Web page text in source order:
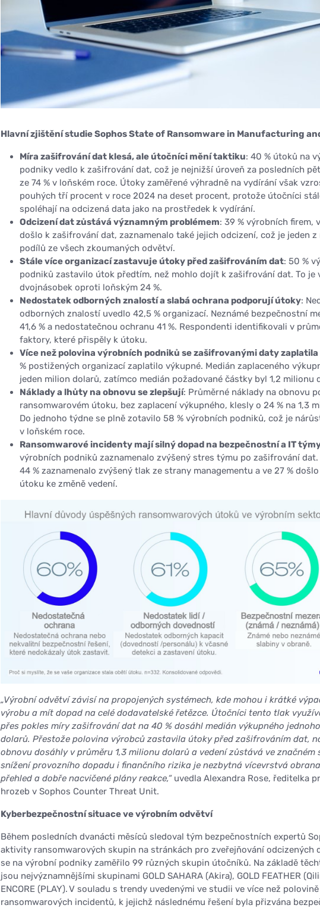
Hlavní zjištění studie Sophos State of Ransomware in Manufacturing
Míra zašifrování dat klesá, ale útočníci mění taktiku: 40 % útoků na
podniky vedlo k zašifrování dat, což je nejnižší úroveň za posledních
ze 74 % v loňském roce. Útoky zaměřené výhradně na vydírání však
pouhých tří procent v roce 2024 na deset procent, protože útočníci
spoléhají na odcizená data jako na prostředek k vydírání.
Odcizení dat zůstává významným problémem: 39 % výrobních firem,
došlo k zašifrování dat, zaznamenalo také jejich odcizení, což je jeden z
podílů ze všech zkoumaných odvětví.
Stále více organizací zastavuje útoky před zašifrováním dat: 50 %
podniků zastavilo útok předtím, než mohlo dojít k zašifrování dat. To je
dvojnásobek oproti loňským 24 %.
Nedostatek odborných znalostí a slabá ochrana podporují útoky:
odborných znalostí uvedlo 42,5 % organizací. Neznámé bezpečnostní
41,6 % a nedostatečnou ochranu 41 %. Respondenti identifikovali v
faktory, které přispěly k útoku.
Více než polovina výrobních podniků se zašifrovanými daty
% postižených organizací zaplatilo výkupné. Medián zaplaceného
jeden milion dolarů, zatímco medián požadované částky byl 1,2 milionu
Náklady a lhůty na obnovu se zlepšují: Průměrné náklady na obnovu
ransomwarovém útoku, bez zaplacení výkupného, klesly o 24 % na 1,3
Do jednoho týdne se plně zotavilo 58 % výrobních podniků, což je
v loňském roce.
Ransomwarové incidenty mají silný dopad na bezpečnostní a IT
výrobních podniků zaznamenalo zvýšený stres týmu po zašifrování dat.
44 % zaznamenalo zvýšený tlak ze strany managementu a ve 27 %
útoku ke změně vedení.
„Výrobní odvětví závisí na propojených systémech, kde mohou i krátké
výrobu a mít dopad na celé dodavatelské řetězce. Útočníci tento tlak
přes pokles míry zašifrování dat na 40 % dosáhl medián výkupného
dolarů. Přestože polovina výrobců zastavila útoky před zašifrováním dat,
obnovu dosáhly v průměru 1,3 milionu dolarů a vedení zůstává ve značném
snížení provozního dopadu i finančního rizika je nezbytná vícevrstvá
přehled a dobře nacvičené plány reakce,“uvedla Alexandra Rose, ředitelka
hrozeb v Sophos Counter Threat Unit.
Kyberbezpečnostní situace ve výrobním odvětví
Během posledních dvanácti měsíců sledoval tým bezpečnostních expertů
aktivity ransomwarových skupin na stránkách pro zveřejňování odcizených
se na výrobní podniky zaměřilo 99 různých skupin útočníků. Na základě
jsou nejvýznamnějšími skupinami GOLD SAHARA (Akira), GOLD FEATHER
ENCORE (PLAY). V souladu s trendy uvedenými ve studii ve více než polovině
ransomwarových incidentů, k jejichž následnému řešení byla přizvána